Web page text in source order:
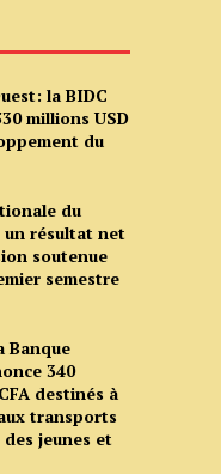
la BIDC
millions USD
du
du
un résultat net
soutenue
semestre
Banque
340
destinés à
transports
jeunes et